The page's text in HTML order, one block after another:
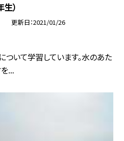
）
更新日 2021/01/26
いて学習しています。水のあた
...